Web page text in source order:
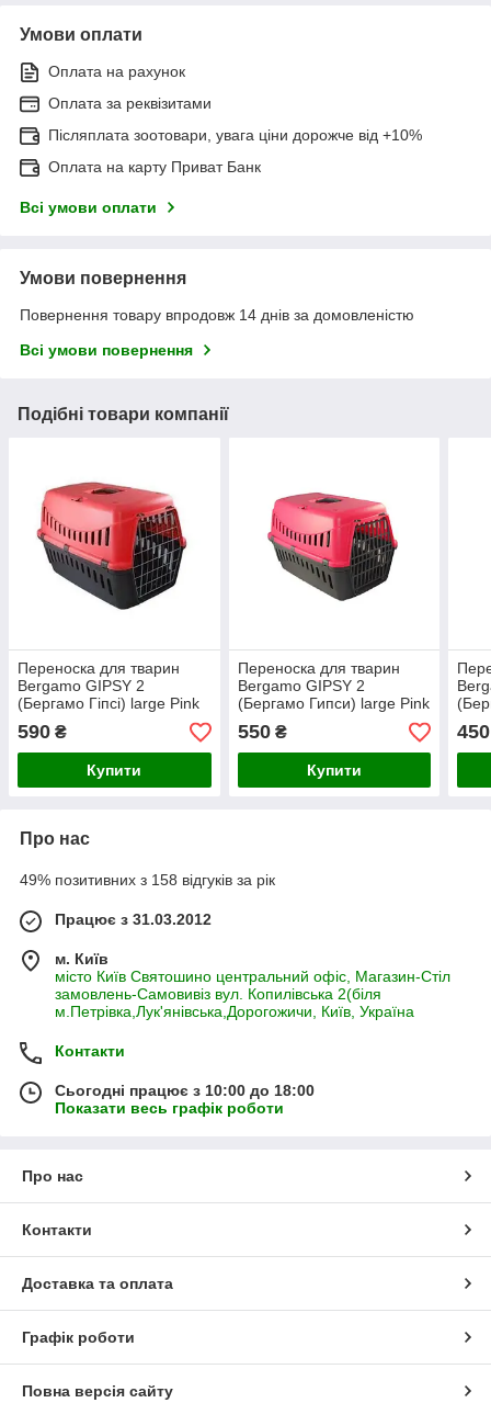
Умови оплати
Оплата на рахунок
Оплата за реквізитами
Післяплата зоотовари, увага ціни дорожче від +10%
Оплата на карту Приват Банк
Всі умови оплати
Умови повернення
Повернення товару впродовж 14 днів за домовленістю
Всі умови повернення
Подібні товари компанії
Переноска для тварин
Bergamo GIPSY 2
(Бергамо Гіпсі) large Pink
металеві двері, 58*38*38
см
590 ₴
Купити
Переноска для тварин
Bergamo GIPSY 2
(Бергамо Гипси) large Pink
58*38*38 см
550₴
Купити
450
Про нас
49% позитивних з 158 відгуків за рік
Працює з 31.03.2012
м. Київ
місто Київ Святошино центральний офіс, Магазин-Стіл
замовлень-Самовивіз вул. Копилівська 2(біля
м.Петрівка,Лук'янівська,Дорогожичи, Київ, Україна
Контакти
Сьогодні працює з 10:00 до 18:00
Показати весь графік роботи
Про нас
Контакти
Доставка та оплата
Графік роботи
Повна версія сайту